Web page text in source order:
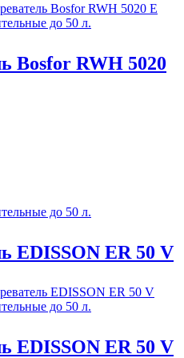
до 50 л.
Bosfor RWH 5020
до 50 л.
EDISSON ER 50 V
до 50 л.
EDISSON ER 50 V